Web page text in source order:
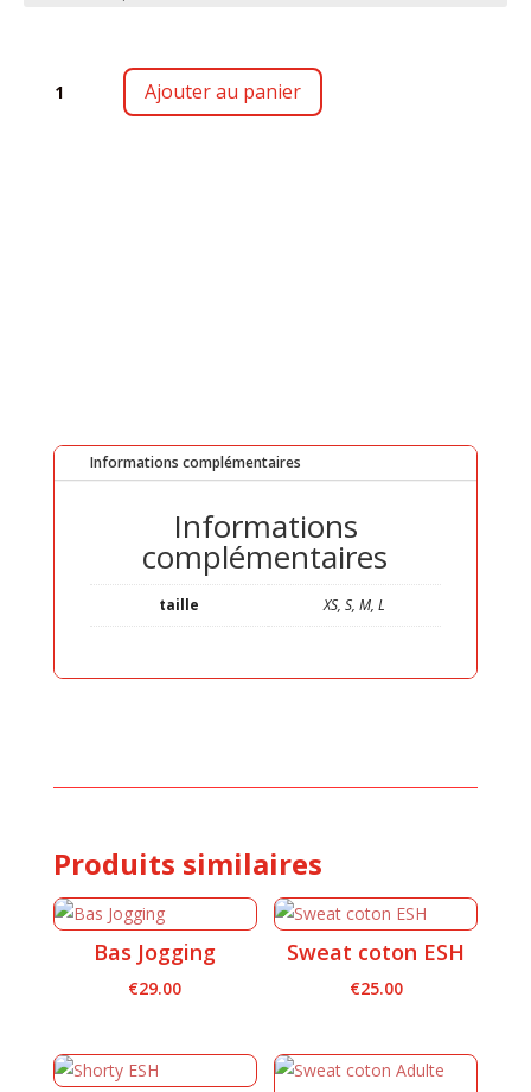
Ajouter au panier
Informations complémentaires
Informations
complémentaires
taille XS, S, M, L
Produits similaires
Bas Jogging
€29.00
Sweat coton ESH
€25.00